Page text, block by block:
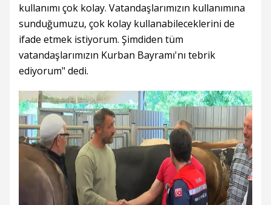
kullanımı çok kolay. Vatandaşlarımızın kullanımına
sunduğumuzu, çok kolay kullanabileceklerini de
ifade etmek istiyorum. Şimdiden tüm
vatandaşlarımızın Kurban Bayramı'nı tebrik
ediyorum" dedi.